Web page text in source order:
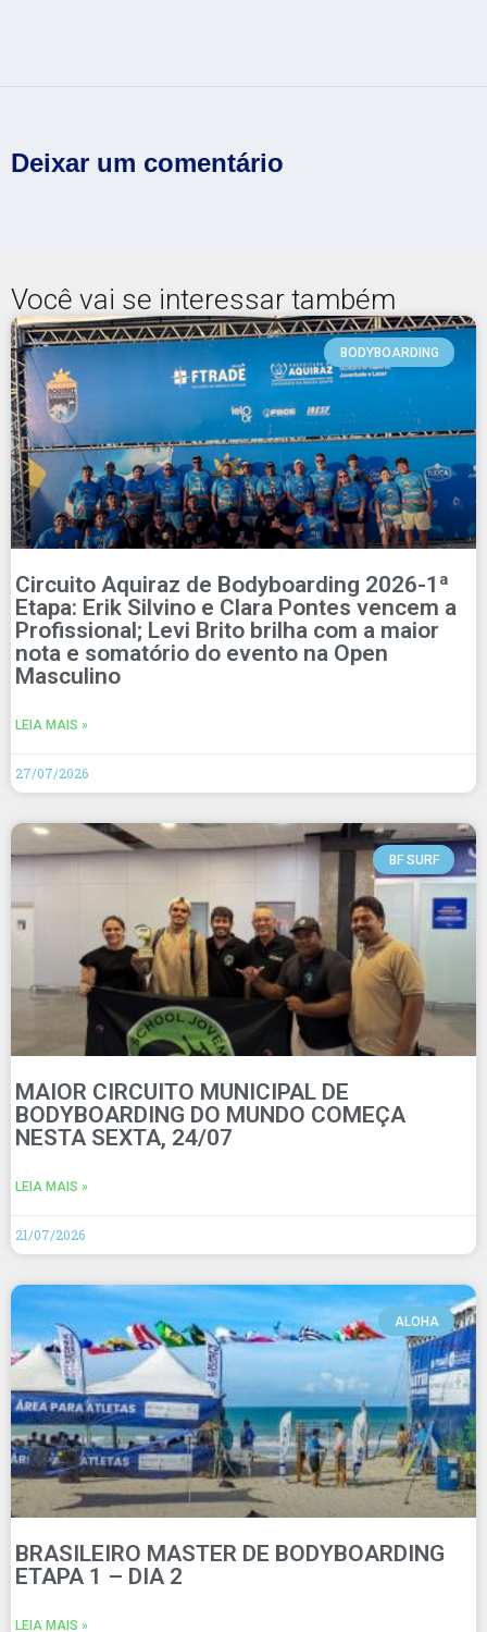
Deixar um comentário
Você vai se interessar também
BODYBOARDING
Circuito Aquiraz de Bodyboarding 2026-1ª
Etapa: Erik Silvino e Clara Pontes vencem a
Profissional; Levi Brito brilha com a maior
nota e somatório do evento na Open
Masculino
LEIA MAIS »
27/07/2026
BF SURF
MAIOR CIRCUITO MUNICIPAL DE
BODYBOARDING DO MUNDO COMEÇA
NESTA SEXTA, 24/07
LEIA MAIS »
21/07/2026
ALOHA
BRASILEIRO MASTER DE BODYBOARDING
ETAPA 1 – DIA 2
LEIA MAIS »